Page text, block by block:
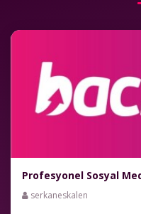
Profesyonel Sosyal
serkaneskalen